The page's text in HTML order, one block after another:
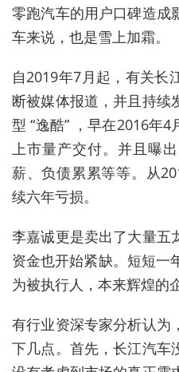
零跑汽车的用户口碑造成
车来说，也是雪上加霜。
自2019年7月起，有关长
断被媒体报道，并且持续
型 “逸酷” ，早在2016年
上市量产交付。并且曝
薪、负债累累等等。从
续六年亏损。
李嘉诚更是卖出了大量五
资金也开始紧缺。短短一
为被执行人，本来辉煌的
有行业资深专家分析认为
下几点。首先，长江汽车